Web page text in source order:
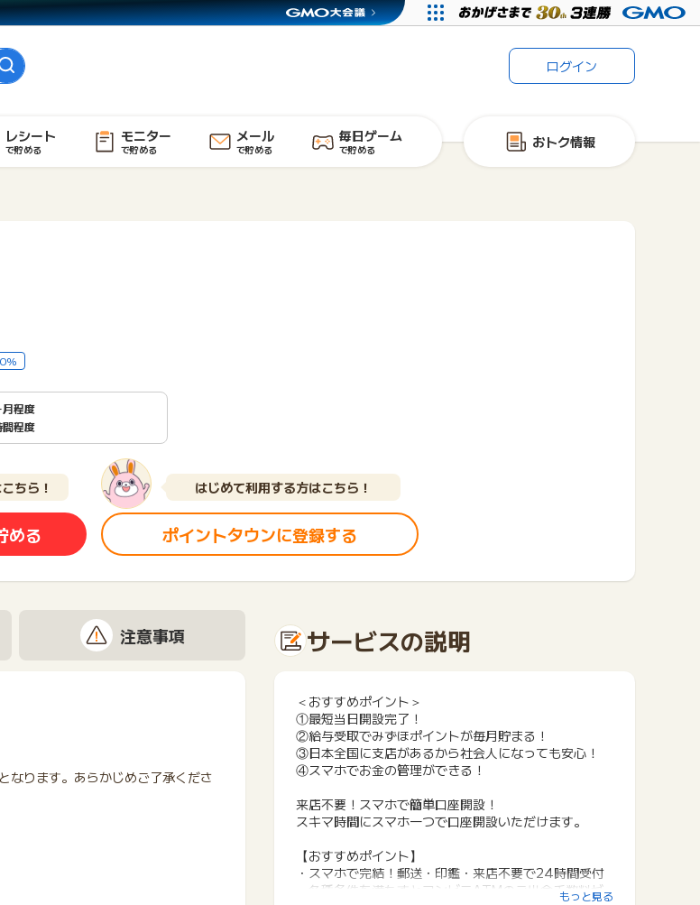
ログイン
レシート
で貯める
モニター
で貯める
メール
で貯める
毎日ゲーム
で貯める おトク情報
月程度
間程度
ちら！
める
はじめて利用する方はこちら！
ポイントタウンに登録する
注意事項
なります。あらかじめご了承くださ
サービスの説明
＜おすすめポイント＞
①最短当日開設完了！
②給与受取でみずほポイントが毎月貯まる！
③日本全国に支店があるから社会人になっても安心！
④スマホでお金の管理ができる！
来店不要！スマホで簡単口座開設！
スキマ時間にスマホ一つで口座開設いただけます。
【おすすめポイント】
・スマホで完結！郵送・印鑑・来店不要で24時間受付
・各種条件を満たすとコンビニATMのご出金手数料ゼ
もっと見る